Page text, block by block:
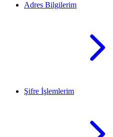
Adres Bilgilerim
Şifre İşlemlerim